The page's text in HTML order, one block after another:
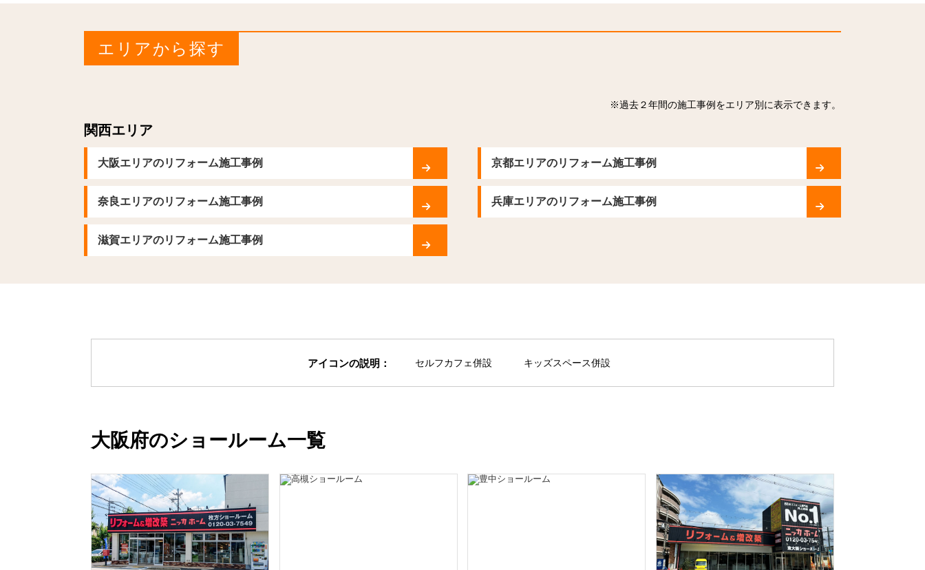
エリアから探す
※過去２年間の施工事例をエリア別に表示できます。
関西エリア
大阪エリアのリフォーム施工事例 京都エリアのリフォーム施工事例
奈良エリアのリフォーム施工事例 兵庫エリアのリフォーム施工事例
滋賀エリアのリフォーム施工事例
アイコンの説明： セルフカフェ併設 キッズスペース併設
大阪府のショールーム一覧